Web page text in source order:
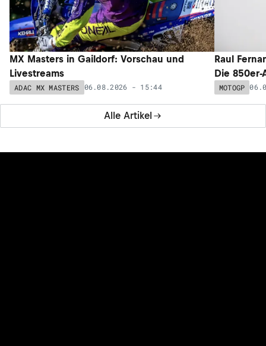
Alle Artikel
MX Masters in Gaildorf: Vorschau und
Livestreams
ADAC MX MASTERS 06.08.2026 - 15:44
Raul
Die
MOTOGP